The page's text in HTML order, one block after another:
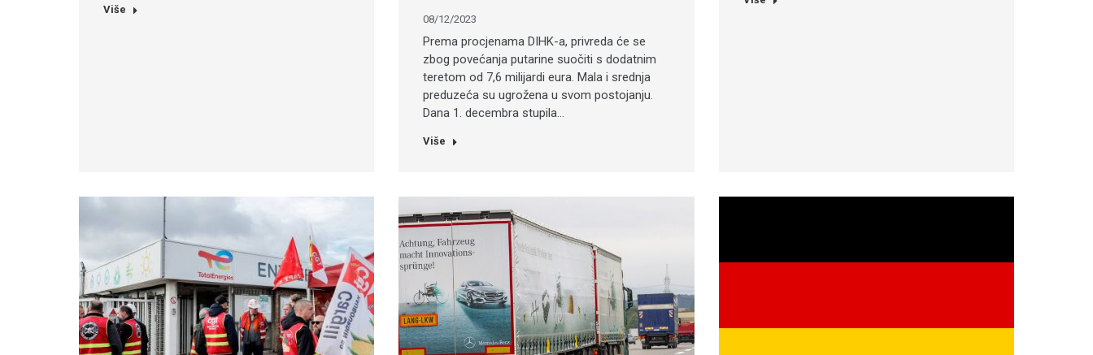
Više
08/12/2023
Prema procjenama DIHK-a, privreda će se
zbog povećanja putarine suočiti s dodatnim
teretom od 7,6 milijardi eura. Mala i srednja
preduzeća su ugrožena u svom postojanju.
Dana 1. decembra stupila…
Više